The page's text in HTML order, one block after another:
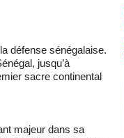
défense sénégalaise.
jusqu’à
sacre continental
majeur dans sa